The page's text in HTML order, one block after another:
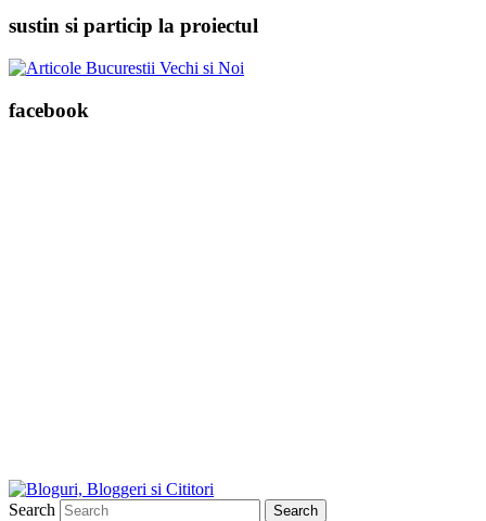
sustin si particip la proiectul
facebook
Search